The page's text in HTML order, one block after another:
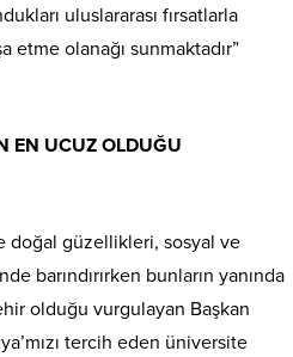
uluslararası fırsatlarla
olanağı sunmaktadır”
EN UCUZ OLDUĞU
doğal güzellikleri, sosyal ve
barındırırken bunların yanında
olduğu vurgulayan Başkan
tercih eden üniversite